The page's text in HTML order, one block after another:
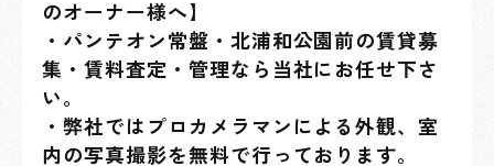
のオーナー様へ】
・パンテオン常盤・北浦和公園前の賃貸募
集・賃料査定・管理なら当社にお任せ下さ
い。
・弊社ではプロカメラマンによる外観、室
内の写真撮影を無料で行っております。